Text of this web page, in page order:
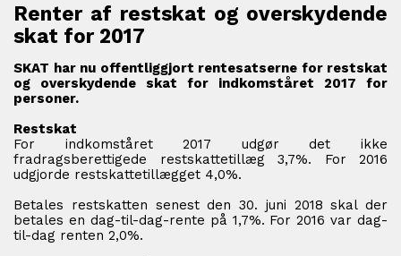
Renter af restskat og overskydende
skat for 2017
SKAT har nu offentliggjort rentesatserne for restskat
og overskydende skat for indkomståret 2017 for
personer.
Restskat
For indkomståret 2017 udgør det ikke
fradragsberettigede restskattetillæg 3,7%. For 2016
udgjorde restskattetillægget 4,0%.
Betales restskatten senest den 30. juni 2018 skal der
betales en dag-til-dag-rente på 1,7%. For 2016 var dag-
til-dag renten 2,0%.